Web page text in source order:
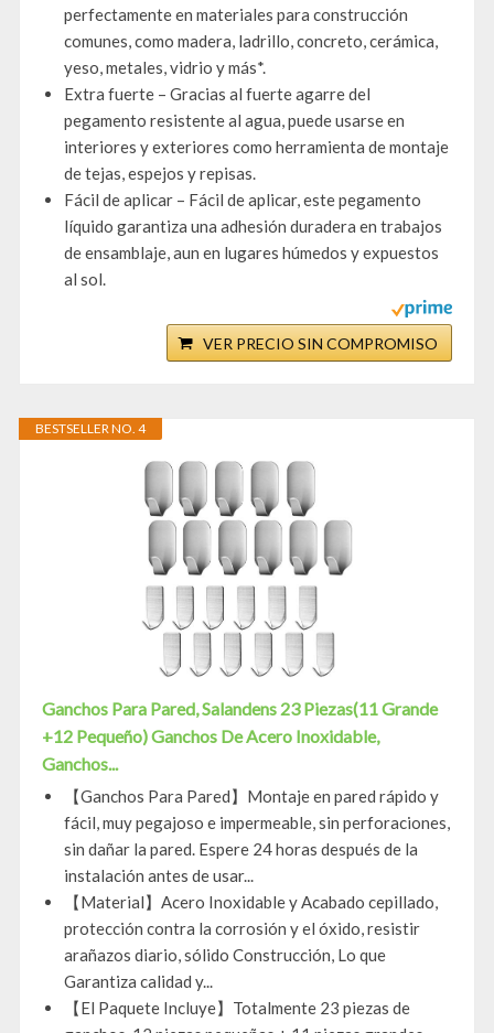
perfectamente en materiales para construcción
comunes, como madera, ladrillo, concreto, cerámica,
yeso, metales, vidrio y más*.
Extra fuerte – Gracias al fuerte agarre del
pegamento resistente al agua, puede usarse en
interiores y exteriores como herramienta de montaje
de tejas, espejos y repisas.
Fácil de aplicar – Fácil de aplicar, este pegamento
líquido garantiza una adhesión duradera en trabajos
de ensamblaje, aun en lugares húmedos y expuestos
al sol.
VER PRECIO SIN COMPROMISO
BESTSELLER NO. 4
Ganchos Para Pared, Salandens 23 Piezas(11 Grande
+12 Pequeño) Ganchos De Acero Inoxidable,
Ganchos...
【Ganchos Para Pared】Montaje en pared rápido y
fácil, muy pegajoso e impermeable, sin perforaciones,
sin dañar la pared. Espere 24 horas después de la
instalación antes de usar...
【Material】Acero Inoxidable y Acabado cepillado,
protección contra la corrosión y el óxido, resistir
arañazos diario, sólido Construcción, Lo que
Garantiza calidad y...
【El Paquete Incluye】Totalmente 23 piezas de